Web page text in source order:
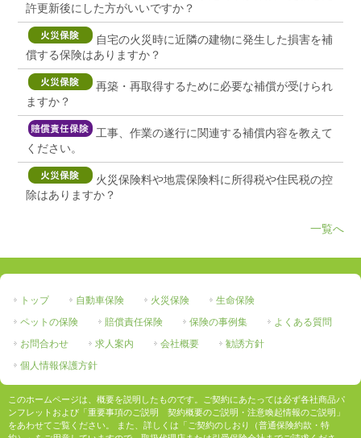
許更新後にした方がいいですか？
自宅の火災時に近隣の建物に発生した損害を補
償する保険はありますか？
再築・再取得するために必要な補償が受けられ
ますか？
工事、作業の遂行に関連する補償内容を教えて
ください。
火災保険料や地震保険料に所得税や住民税の控
除はありますか？
一覧へ
トップ 自動車保険 火災保険
生命保険
ペットの保険
賠償責任保険 保険の事例集
よくある質問
お問合わせ
求人案内 会社概要
勧誘方針
個人情報保護方針
このホームページは、概要を説明したものです。ご契約にあたっては必ず各社商品パ
ンフレットおよび「重要事項のご説明 契約概要のご説明・注意喚起情報のご説明」
をあわせてご覧ください。 また、詳しくは「ご契約のしおり（普通保険約款・特